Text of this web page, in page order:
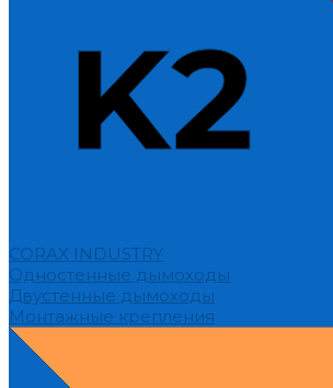
CORAX INDUSTRY
Одностенные дымоходы
Двустенные дымоходы
Монтажные крепления